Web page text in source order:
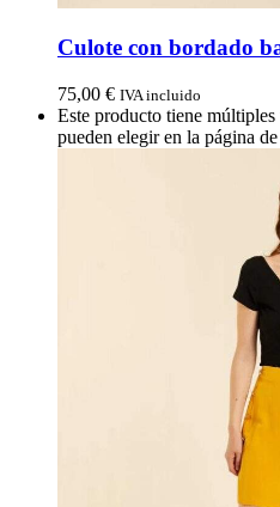
Culote con bordado
75,00 € IVA incluido
Este producto tiene
pueden elegir en la página